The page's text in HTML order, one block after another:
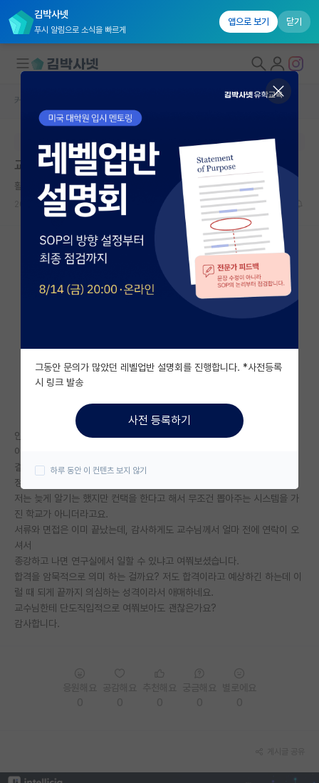
김박사넷
푸시 알림으로 소식을 빠르게
앱으로 보기 닫기
대학원생 모집
국내대학원 정보
연구실&오픈랩
커뮤니티
커뮤니티 홈
전체글보기
베스트 게시판
자유 게시판(아무개랩)
미국 유학 게시판
미국 대학원 합격 후기 게시판
대학원생 모집 게시판
연구실(PI) 홍보 게시판
석박사 채용 정보 게시판
학부 인턴 게시판
취업 게시판
임용 후기 게시판
장학금/장학생 게시판
커뮤니티 홈
본문이 수정되지 않는 박제글입니다.
교수님한테 합격 여부 물어봐도 되나요?
활기찬 쿠르트 괴델
2026.06.06 7 2645
안녕하세요,
이번에 대학원 석사 신입생으로 지원을 했는데,
결과가 조금 늦게 나와서 6월 말에 나옵니다.
정말 가고싶던 연구실의 교수님과 사전에 한 번 면담을 했었는데
저는 늦게 알기는 했지만 컨택을 한다고 해서 무조건 뽑아주는 시스템을 가
진 학교가 아니더라고요.
서류와 면접은 이미 끝났는데, 감사하게도 교수님께서 얼마 전에 연락이 오
셔서
종강하고 나면 연구실에서 일할 수 있냐고 여쭤보셨습니다.
합격을 암묵적으로 의미 하는 걸까요? 저도 합격이라고 예상하긴 하는데 이
럴 때 되게 끝까지 의심하는 성격이라서 애매하네요.
교수님한테 단도직입적으로 여쭤보아도 괜찮은가요?
감사합니다.
그동안 문의가 많았던 레벨업반 설명회를 진행합니다. *사전등록
시 링크 발송
사전 등록하기
하루 동안 이 컨텐츠 보지 않기